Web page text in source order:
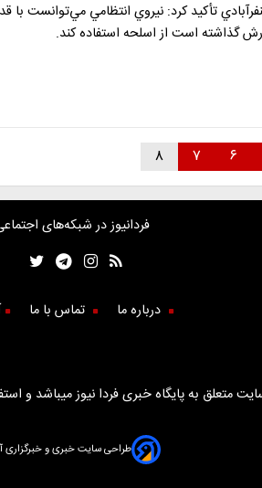
تأكيد كرد: نيروي انتظامي مي‌توانست با
گذاشته است از اسلحه استفاده كند.
۶ ۷ ۸
فردانیوز در شبکه‌های
درباره ما تماس با ما
متعلق به پایگاه خبری فردا نیوز میباشد و
طراحی سایت خبری و خبرگزاری